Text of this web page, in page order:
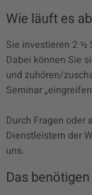
Wie läuft es
Sie investieren 2 ½
Dabei können Sie
und zuhören/
Seminar
Durch Fragen oder
Dienstleistern der
uns.
Das benötigen